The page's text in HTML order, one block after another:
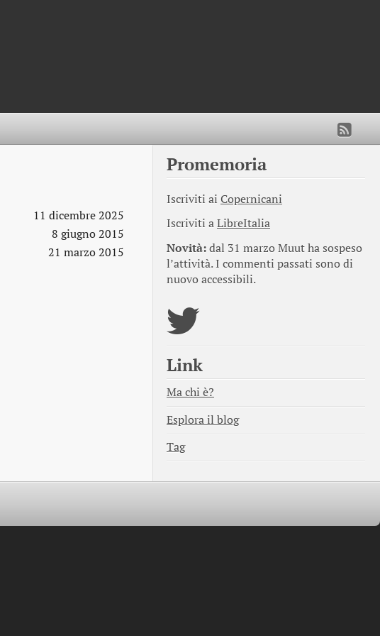
11 dicembre 2025
8 giugno 2015
21 marzo 2015
Promemoria
Iscriviti ai Copernicani
Iscriviti aLibreItalia
Novità:dal 31 marzo Muut ha sospeso
l’attività. I commenti passati sono di
nuovo accessibili.
Link
Ma chi è?
Esplora il blog
Tag